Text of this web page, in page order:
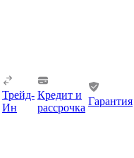
Трейд-
Ин
Кредит и
рассрочка
Гарантия